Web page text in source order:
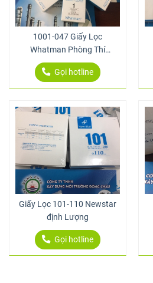
1001-047 Giấy Lọc
Whatman Phòng Thí
Nghiệm
Gọi hotline
Giấy Lọc 101-110 Newstar
định Lượng
Gọi hotline